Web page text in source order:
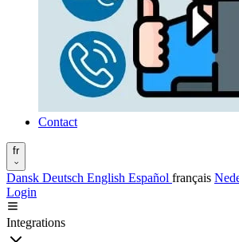
Contact
fr
Dansk Deutsch English Español français
Login
Integrations